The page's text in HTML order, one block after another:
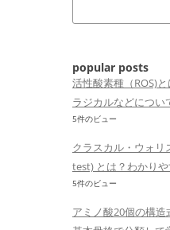
popular posts
活性酸素種（ROS)と
ラジカルなどについ
5件のビュー
クラスカル・ウォリ
test) とは？わかり
5件のビュー
アミノ酸20個の構